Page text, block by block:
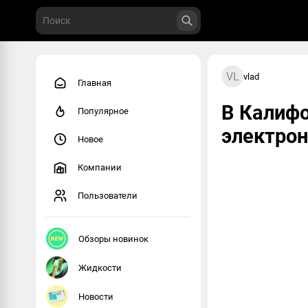
Главная
Популярное
Новое
Компании
Пользователи
Обзоры новинок
Жидкости
Новости
VL vlad
В